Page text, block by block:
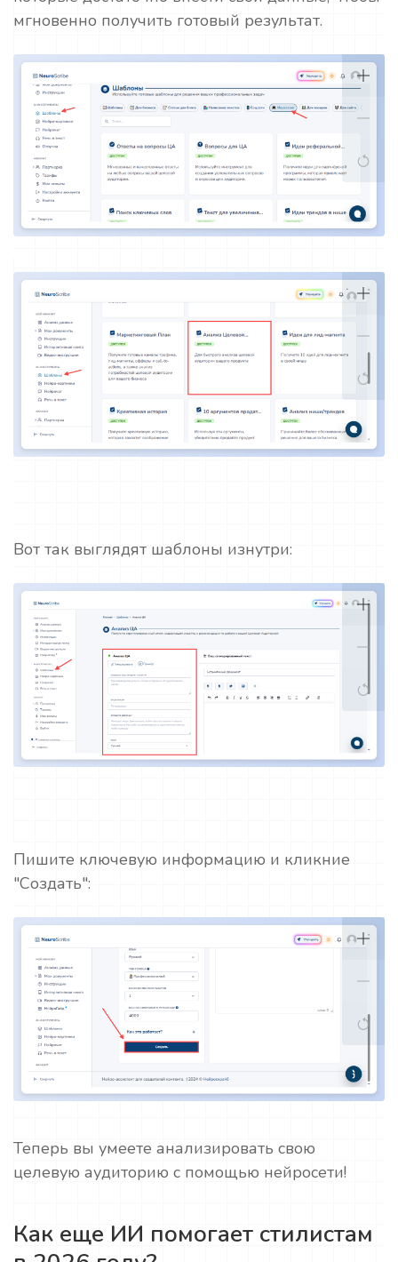
мгновенно получить готовый результат.
Вот так выглядят шаблоны изнутри:
Пишите ключевую информацию и кликние
"Создать":
Теперь вы умеете анализировать свою
целевую аудиторию с помощью нейросети!
Как еще ИИ помогает стилистам